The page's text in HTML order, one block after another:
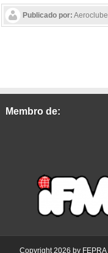
Publicado por: Aeroclube
Membro de:
Copyright 2026 by FEPRA